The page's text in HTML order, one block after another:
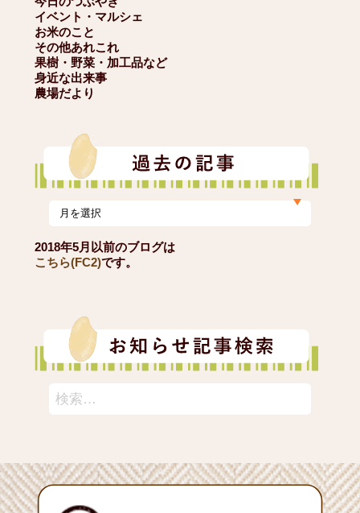
イベント・マルシェ
お米のこと
その他あれこれ
果樹・野菜・加工品など
身近な出来事
農場だより
2018年5月以前のブログは
こちら(FC2)です。